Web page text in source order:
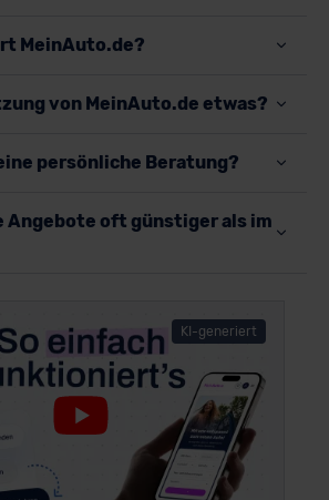
MeinAuto.de?
von MeinAuto.de etwas?
persönliche Beratung?
Angebote oft günstiger als im
KI-generiert